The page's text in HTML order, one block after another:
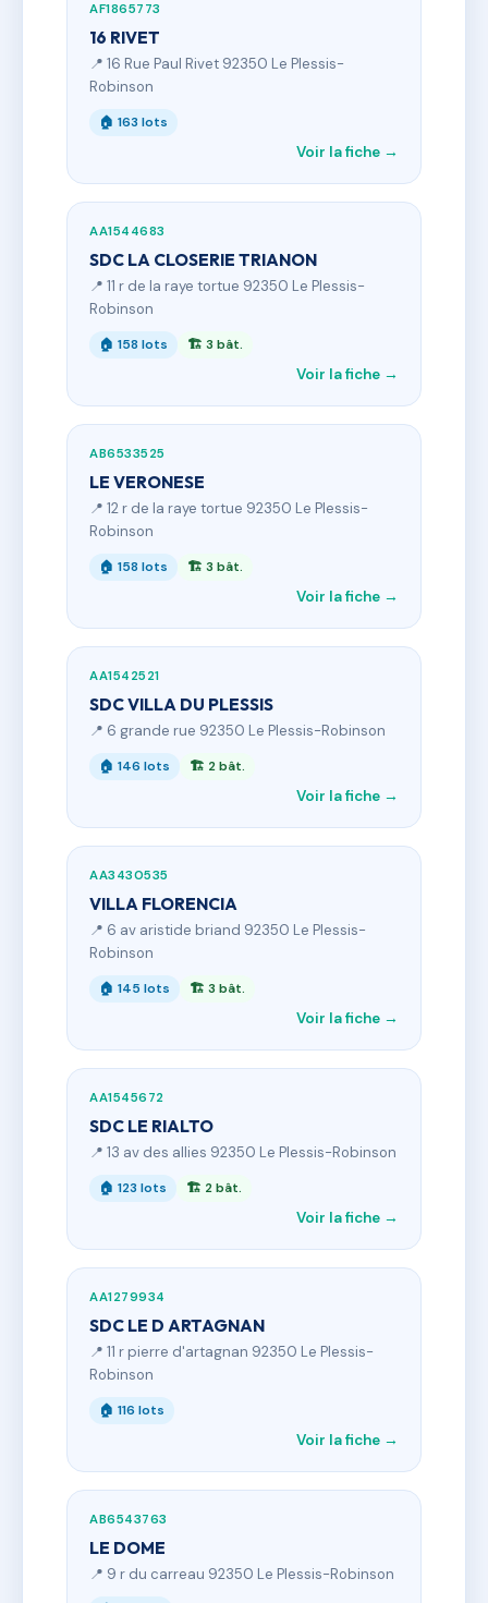
AF1865773
16 RIVET
📍 16 Rue Paul Rivet 92350 Le Plessis-
Robinson
🏠 163 lots
Voir la fiche →
AA1544683
SDC LA CLOSERIE TRIANON
📍 11 r de la raye tortue 92350 Le Plessis-
Robinson
🏠 158 lots 🏗 3 bât.
Voir la fiche →
AB6533525
LE VERONESE
📍 12 r de la raye tortue 92350 Le Plessis-
Robinson
🏠 158 lots 🏗 3 bât.
Voir la fiche →
AA1542521
SDC VILLA DU PLESSIS
📍 6 grande rue 92350 Le Plessis-Robinson
🏠 146 lots 🏗 2 bât.
Voir la fiche →
AA3430535
VILLA FLORENCIA
📍 6 av aristide briand 92350 Le Plessis-
Robinson
🏠 145 lots 🏗 3 bât.
Voir la fiche →
AA1545672
SDC LE RIALTO
📍 13 av des allies 92350 Le Plessis-Robinson
🏠 123 lots 🏗 2 bât.
Voir la fiche →
AA1279934
SDC LE D ARTAGNAN
📍 11 r pierre d'artagnan 92350 Le Plessis-
Robinson
🏠 116 lots
Voir la fiche →
AB6543763
LE DOME
📍 9 r du carreau 92350 Le Plessis-Robinson